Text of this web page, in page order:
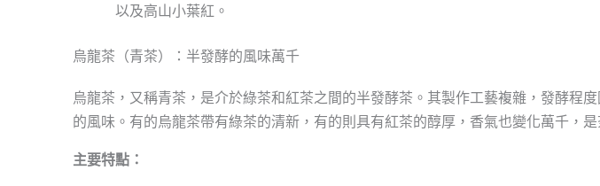
以及高山小葉紅。
烏龍茶（青茶）：半發酵的風味萬千
烏龍茶，又稱青茶，是介於綠茶和紅茶之間的半發酵茶。其製作工藝複雜，發酵程
的風味。有的烏龍茶帶有綠茶的清新，有的則具有紅茶的醇厚，香氣也變化萬千，
主要特點：